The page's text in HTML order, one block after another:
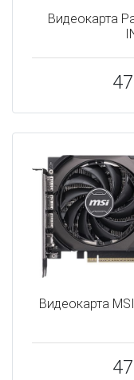
Видеокарта
Видеокарта